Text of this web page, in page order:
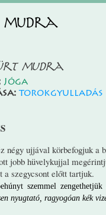
mudra
mudra
Jóga
torokgyulladás
négy ujjával körbefogjuk a
jobb hüvelykujjal
a szegycsont előtt tartjuk.
szemmel
nyugtató, ragyogóan kék